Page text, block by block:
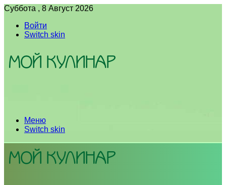
Суббота , 8 Август 2026
Войти
Switch skin
Меню
Switch skin